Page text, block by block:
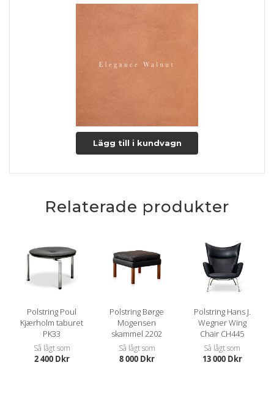
Lägg till i kundvagn
Relaterade produkter
Polstring Poul
Kjærholm taburet
PK33
Så lågt som
2 400 Dkr
Polstring Børge
Mogensen
skammel 2202
Så lågt som
8 000 Dkr
Polstring Hans J.
Wegner Wing
Chair CH445
Så lågt som
13 000 Dkr